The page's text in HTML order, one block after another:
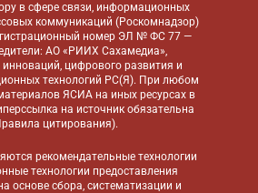
в сфере связи, информационных
коммуникаций (Роскомнадзор)
номер ЭЛ № ФС 77 —
АО «РИИХ Сахамедиа»,
инноваций, цифрового развития и
технологий РС(Я). При любом
ЯСИА на иных ресурсах в
на источник обязательна
цитирования).
рекомендательные технологии
технологии предоставления
основе сбора, систематизации и